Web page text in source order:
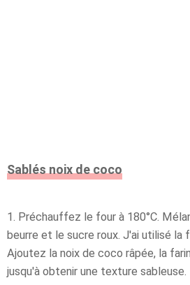
Sablés noix de coco
1. Préchauffez le four à 180°C.
beurre et le sucre roux. J'ai utilisé la
Ajoutez la noix de coco râpée, la
jusqu'à obtenir une texture sableuse.